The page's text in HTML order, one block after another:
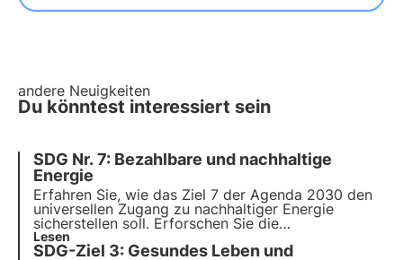
andere Neuigkeiten
Du könntest interessiert sein
SDG Nr. 7: Bezahlbare und nachhaltige
Energie
Erfahren Sie, wie das Ziel 7 der Agenda 2030 den
universellen Zugang zu nachhaltiger Energie
sicherstellen soll. Erforschen Sie die
Herausforderungen und Lösungen zur Förderung
von erneuerbaren Energien und Energieeffizienz,
Lesen
SDG-Ziel 3: Gesundes Leben und